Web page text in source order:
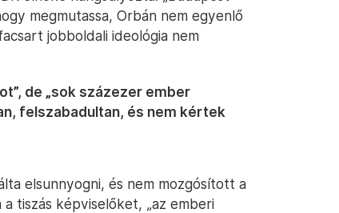
megmutassa, Orbán nem egyenlő
jobboldali ideológia nem
de „sok százezer ember
felszabadultan, és nem kértek
elsunnyogni, és nem mozgósított a
tiszás képviselőket, „az emberi